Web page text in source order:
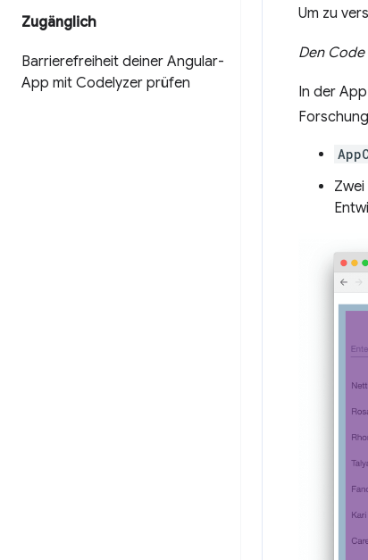
Zugänglich
Barrierefreiheit deiner Angular-
App mit Codelyzer prüfen
Um zu
Den
In der